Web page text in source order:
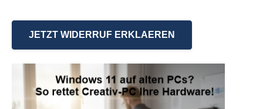
JETZT WIDERRUF ERKLAEREN